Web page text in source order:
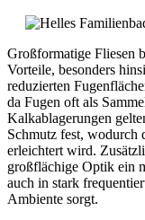
Großformatige Fliesen
Vorteile, besonders
reduzierten
da Fugen oft als
Kalkablagerungen
Schmutz fest, wodurch
erleichtert wird.
großflächige Optik ein
auch in stark
Ambiente sorgt.